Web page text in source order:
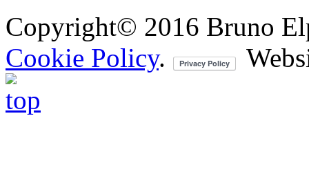
Copyright© 2016 Bruno
Cookie Policy.